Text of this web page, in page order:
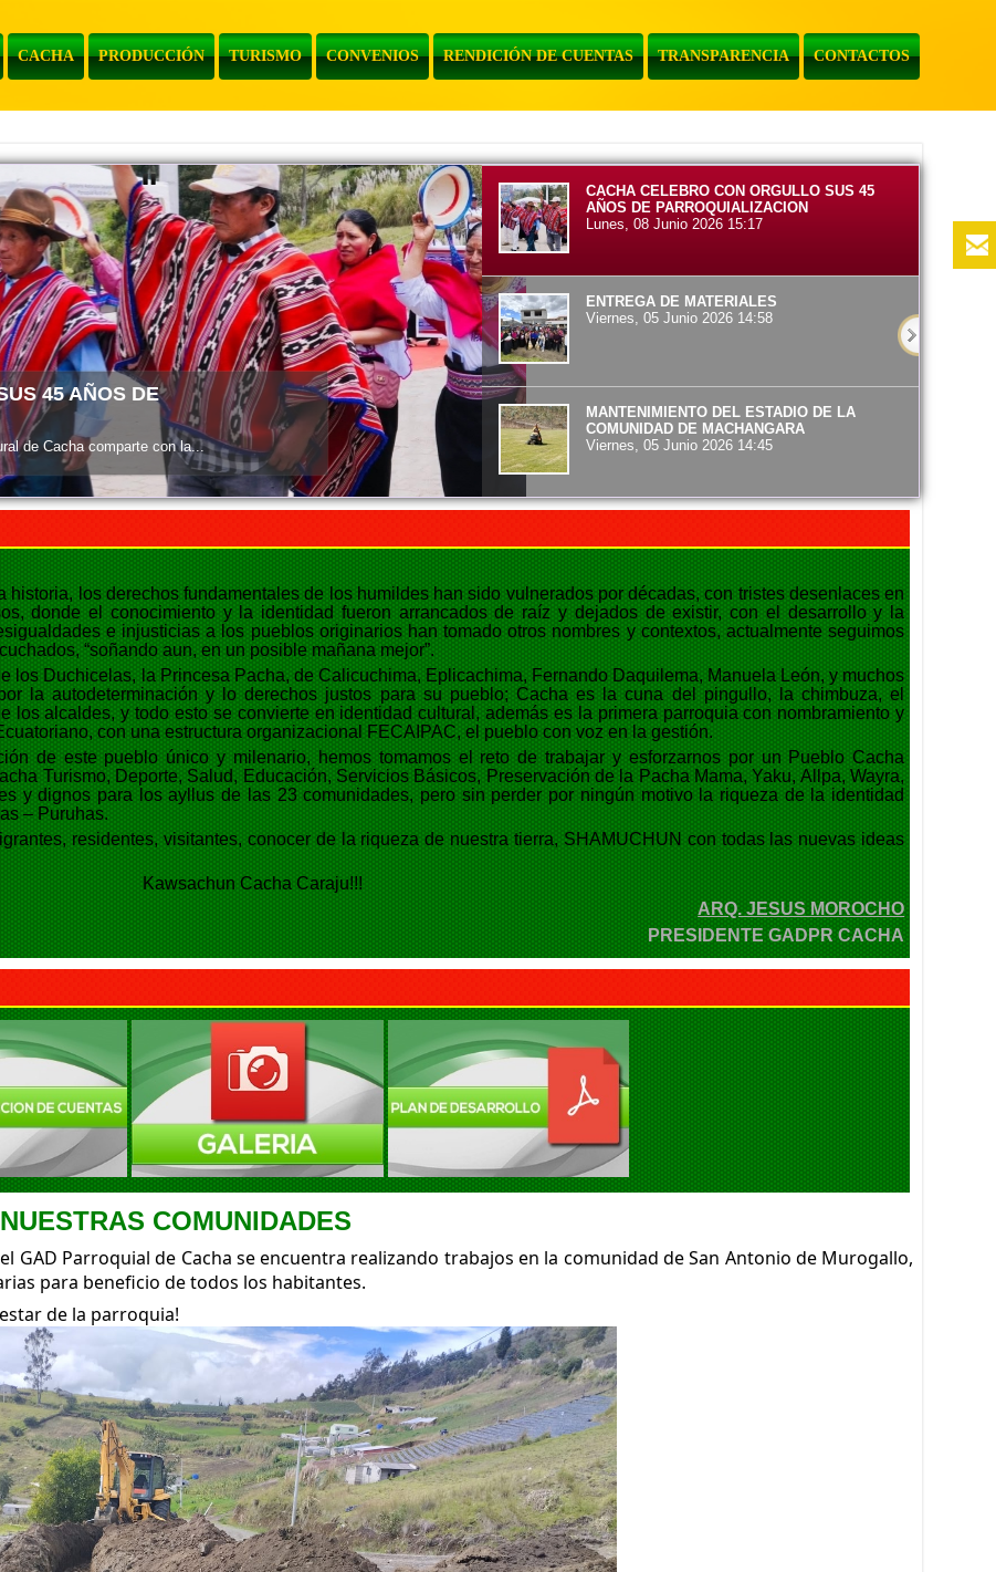
CACHA PRODUCCIÓN TURISMO CONVENIOS RENDICIÓN DE CUENTAS TRANSPARENCIA CONTACTOS
de Cacha informa a la...
CACHA CELEBRO CON ORGULLO SUS 45
AÑOS DE PARROQUIALIZACION
Lunes, 08 Junio 2026 15:17
ENTREGA DE MATERIALES
Viernes, 05 Junio 2026 14:58
MANTENIMIENTO DEL ESTADIO DE LA
COMUNIDAD DE MACHANGARA
Viernes, 05 Junio 2026 14:45
EXITO EN LA INAUGURACION DEL
CAMPEONATO DE FUTBOL DIE ESTRELLAS
Viernes, 05 Septiembre 2025 20:08
ENTREGA DE KITS ALIMENTARIOS EN LA
COMUNIDAD DE GAUBUG
Viernes, 05 Septiembre 2025 20:04
BRIGADA MEDICA INTERDISCIPLINARIA EN LA
PARROQUIA CACHA
Viernes, 05 Septiembre 2025 20:00
historia, los derechos fundamentales de los humildes han sido vulnerados por décadas, con tristes desenlaces en
donde el conocimiento y la identidad fueron arrancados de raíz y dejados de existir, con el desarrollo y la
e injusticias a los pueblos originarios han tomado otros nombres y contextos, actualmente seguimos
“soñando aun, en un posible mañana mejor”.
los Duchicelas, la Princesa Pacha, de Calicuchima, Eplicachima, Fernando Daquilema, Manuela León, y muchos
la autodeterminación y lo derechos justos para su pueblo; Cacha es la cuna del pingullo, la chimbuza, el
los alcaldes, y todo esto se convierte en identidad cultural, además es la primera parroquia con nombramiento y
con una estructura organizacional FECAIPAC, el pueblo con voz en la gestión.
de este pueblo único y milenario, hemos tomamos el reto de trabajar y esforzarnos por un Pueblo Cacha
Turismo, Deporte, Salud, Educación, Servicios Básicos, Preservación de la Pacha Mama, Yaku, Allpa, Wayra,
y dignos para los ayllus de las 23 comunidades, pero sin perder por ningún motivo la riqueza de la identidad
– Puruhas.
residentes, visitantes, conocer de la riqueza de nuestra tierra, SHAMUCHUN con todas las nuevas ideas
Kawsachun Cacha Caraju!!!
ARQ. JESUS MOROCHO
PRESIDENTE GADPR CACHA
COMUNIDADES
GAD Parroquial de Cacha se encuentra realizando trabajos en la comunidad de San Antonio de Murogallo,
para beneficio de todos los habitantes.
de la parroquia!